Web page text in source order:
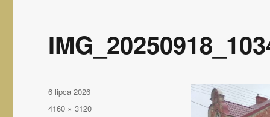
Opublikowano
6 lipca 2026
Pełny
4160 × 3120